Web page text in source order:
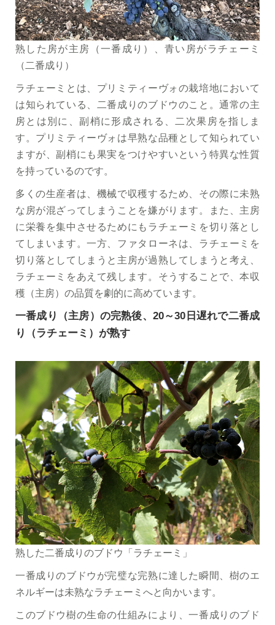
熟した房が主房（一番成り）、青い房がラチェーミ
（二番成り）
ラチェーミとは、プリミティーヴォの栽培地において
は知られている、二番成りのブドウのこと。通常の主
房とは別に、副梢に形成される、二次果房を指しま
す。プリミティーヴォは早熟な品種として知られてい
ますが、副梢にも果実をつけやすいという特異な性質
を持っているのです。
多くの生産者は、機械で収穫するため、その際に未熟
な房が混ざってしまうことを嫌がります。また、主房
に栄養を集中させるためにもラチェーミを切り落とし
てしまいます。一方、ファタローネは、ラチェーミを
切り落としてしまうと主房が過熟してしまうと考え、
ラチェーミをあえて残します。そうすることで、本収
穫（主房）の品質を劇的に高めています。
一番成り（主房）の完熟後、20～30日遅れで二番成
り（ラチェーミ）が熟す
熟した二番成りのブドウ「ラチェーミ」
一番成りのブドウが完璧な完熟に達した瞬間、樹のエ
ネルギーは未熟なラチェーミへと向かいます。
このブドウ樹の生命の仕組みにより、一番成りのブド